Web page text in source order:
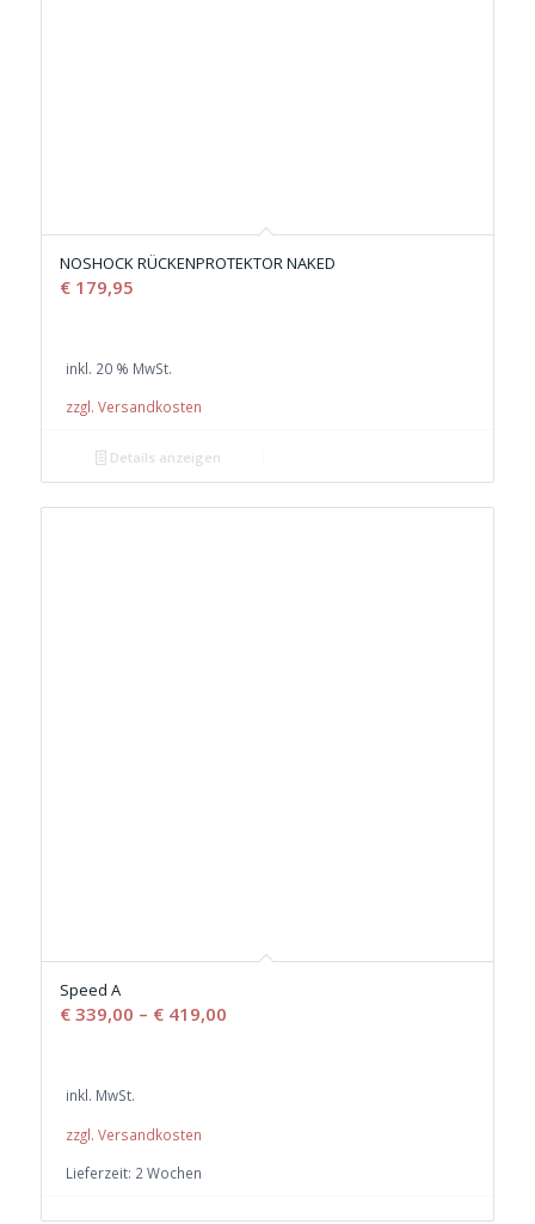
NOSHOCK RÜCKENPROTEKTOR NAKED
€179,95
inkl. 20 % MwSt.
zzgl. Versandkosten
Details anzeigen
Speed A
€339,00 – €419,00
inkl. MwSt.
zzgl. Versandkosten
Lieferzeit: 2 Wochen